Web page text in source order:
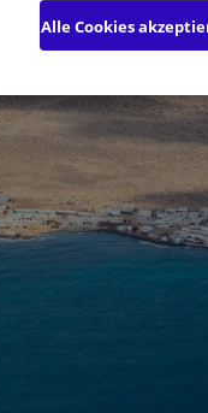
Alle Cookies
Cookies für Marketingzwecke